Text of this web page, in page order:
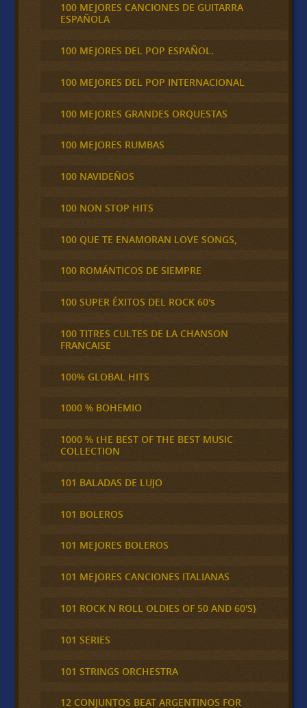
100 MEJORES CANCIONES DE GUITARRA
ESPAÑOLA
100 MEJORES DEL POP ESPAÑOL.
100 MEJORES DEL POP INTERNACIONAL
100 MEJORES GRANDES ORQUESTAS
100 MEJORES RUMBAS
100 NAVIDEÑOS
100 NON STOP HITS
100 QUE TE ENAMORAN LOVE SONGS,
100 ROMÁNTICOS DE SIEMPRE
100 SUPER ÉXITOS DEL ROCK 60's
100 TITRES CULTES DE LA CHANSON
FRANCAISE
100% GLOBAL HITS
1000 % BOHEMIO
1000 % tHE BEST OF THE BEST MUSIC
COLLECTION
101 BALADAS DE LUJO
101 BOLEROS
101 MEJORES BOLEROS
101 MEJORES CANCIONES ITALIANAS
101 ROCK N ROLL OLDIES OF 50 AND 60'S}
101 SERIES
101 STRINGS ORCHESTRA
12 CONJUNTOS BEAT ARGENTINOS FOR